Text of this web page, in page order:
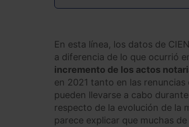
En esta línea, los datos de
a diferencia de lo que ocurrió
incremento de los actos
en 2021 tanto en las
pueden llevarse a cabo
respecto de la evolución de la
parece explicar que muchas